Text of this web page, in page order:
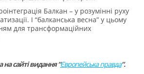
Балкан – у розумінні руху
І “балканська весна” у цьому
для трансформаційних
на сайті видання “Європейська правда“.